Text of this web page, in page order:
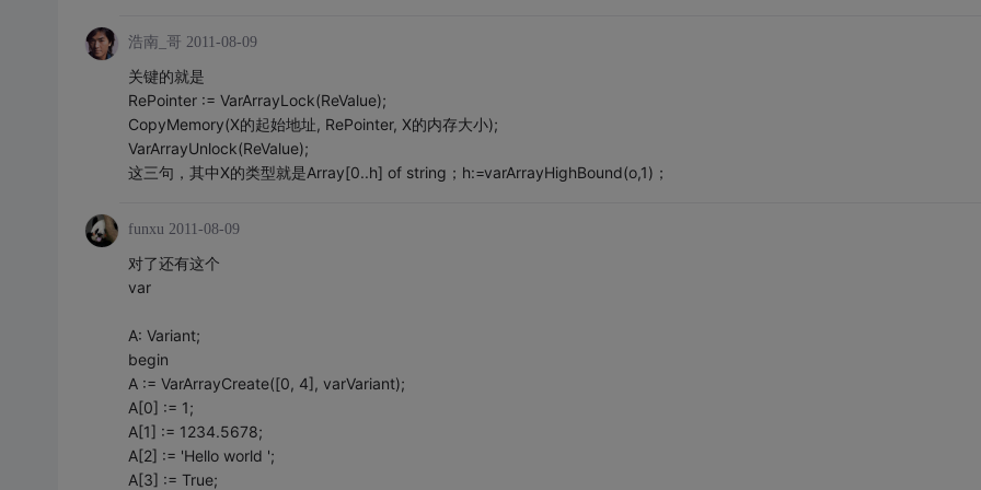
浩南_哥 2011-08-09
关键的就是
RePointer := VarArrayLock(ReValue);
CopyMemory(X的起始地址, RePointer, X的内存大小);
VarArrayUnlock(ReValue);
这三句，其中X的类型就是Array[0..h] of string；h:=varArrayHighBound(o,1)；
funxu 2011-08-09
对了还有这个
var
A: Variant;
begin
A := VarArrayCreate([0, 4], varVariant);
A[0] := 1;
A[1] := 1234.5678;
A[2] := 'Hello world ';
A[3] := True;